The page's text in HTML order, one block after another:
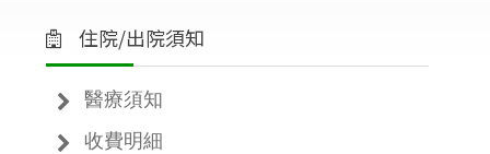
住院/出院須知
醫療須知
收費明細